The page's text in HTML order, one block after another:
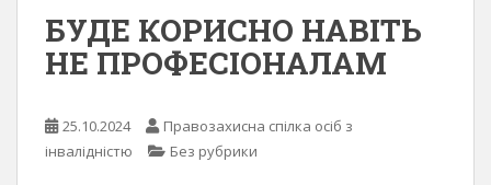
БУДЕ КОРИСНО НАВІТЬ
НЕ ПРОФЕСІОНАЛАМ
25.10.2024
Правозахисна спілка осіб з
інвалідністю
Без рубрики